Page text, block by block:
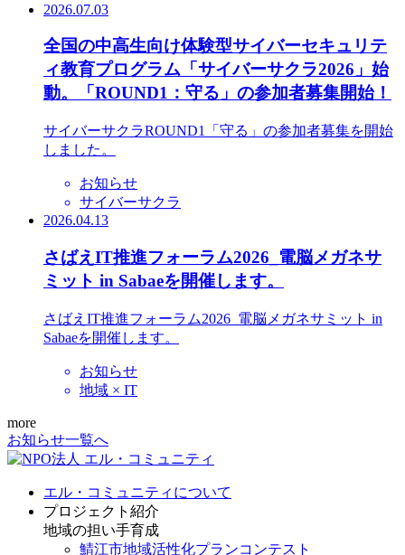
2026.07.03
全国の中高生向け体験型サイバーセキュリテ
ィ教育プログラム「サイバーサクラ2026」始
動。「ROUND1：守る」の参加者募集開始！
サイバーサクラROUND1「守る」の参加者募集を開始
しました。
お知らせ
サイバーサクラ
2026.04.13
さばえIT推進フォーラム2026_電脳メガネサ
ミット in Sabaeを開催します。
さばえIT推進フォーラム2026_電脳メガネサミット in
Sabaeを開催します。
お知らせ
地域 × IT
more
お知らせ一覧へ
エル・コミュニティについて
プロジェクト紹介
地域の担い手育成
鯖江市地域活性化プランコンテスト